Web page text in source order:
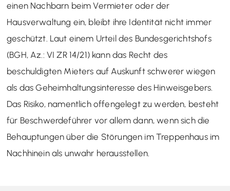
einen Nachbarn beim Vermieter oder der
Hausverwaltung ein, bleibt ihre Identität nicht immer
geschützt. Laut einem Urteil des Bundesgerichtshofs
(BGH, Az.: VI ZR 14/21) kann das Recht des
beschuldigten Mieters auf Auskunft schwerer wiegen
als das Geheimhaltungsinteresse des Hinweisgebers.
Das Risiko, namentlich offengelegt zu werden, besteht
für Beschwerdeführer vor allem dann, wenn sich die
Behauptungen über die Störungen im Treppenhaus im
Nachhinein als unwahr herausstellen.